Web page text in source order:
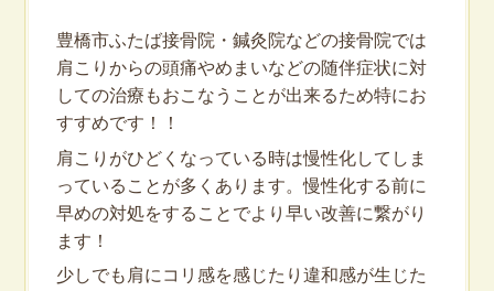
豊橋市ふたば接骨院・鍼灸院などの接骨院では
肩こりからの頭痛やめまいなどの随伴症状に対
しての治療もおこなうことが出来るため特にお
すすめです！！
肩こりがひどくなっている時は慢性化してしま
っていることが多くあります。慢性化する前に
早めの対処をすることでより早い改善に繋がり
ます！
少しでも肩にコリ感を感じたり違和感が生じた